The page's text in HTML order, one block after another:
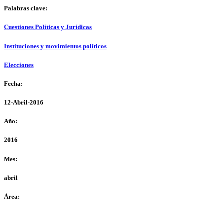
Palabras clave:
Cuestiones Políticas y Jurídicas
Instituciones y movimientos políticos
Elecciones
Fecha:
12-Abril-2016
Año:
2016
Mes:
abril
Área: